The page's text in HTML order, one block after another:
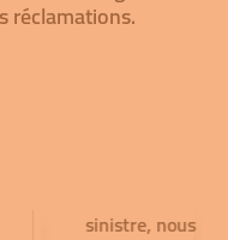
réclamations.
sinistre, nous